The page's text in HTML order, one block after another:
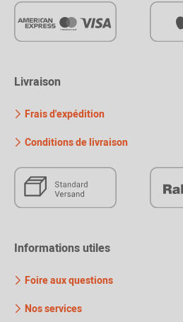
Livraison
Frais d'expédition
Conditions de livraison
Informations utiles
Foire aux questions
Nos services